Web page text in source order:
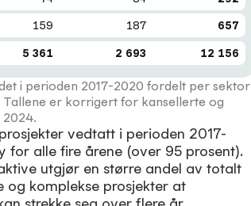
159 187 657
5 361 2 693 12 156
i perioden 2017-2020 fordelt per sektor
Tallene er korrigert for kansellerte og
vedtatt i perioden 2017-
for alle fire årene (over 95 prosent).
utgjør en større andel av totalt
og komplekse prosjekter at